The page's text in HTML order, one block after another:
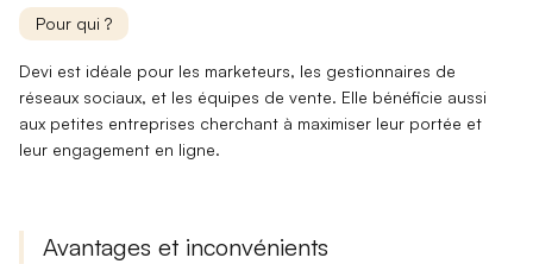
Pour qui ?
Devi est idéale pour les marketeurs, les gestionnaires de
réseaux sociaux, et les équipes de vente. Elle bénéficie aussi
aux petites entreprises cherchant à maximiser leur portée et
leur engagement en ligne.
Avantages et inconvénients